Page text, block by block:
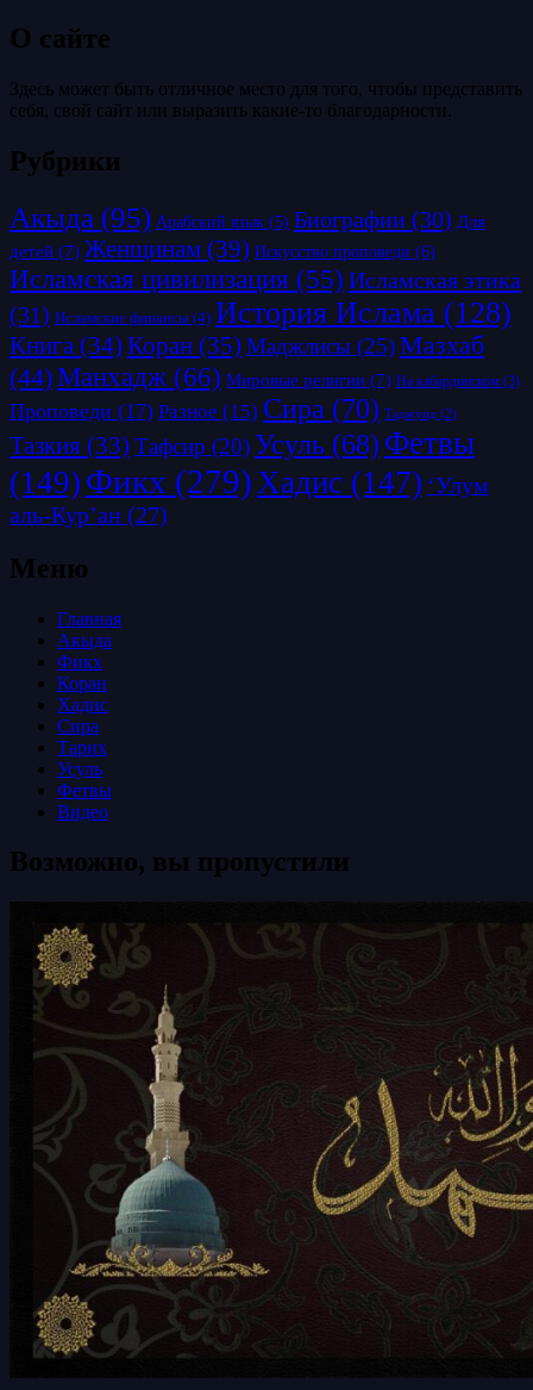
О сайте
Здесь может быть отличное место для того, чтобы представить
себя, свой сайт или выразить какие-то благодарности.
Рубрики
Акыда (95) Арабский язык (5) Биографии (30) Для
детей (7) Женщинам (39) Искусство проповеди (6)
Исламская цивилизация (55) Исламская этика
(31) Исламские финансы (4) История Ислама (128)
Книга (34) Коран (35) Маджлисы (25)Мазхаб
(44)Манхадж (66) Мировые религии (7) На кабардинском (3)
Проповеди (17) Разное (15) Сира (70) Таджуид (2)
Тазкия (33) Тафсир (20)Усуль (68) Фетвы
(149) Фикх (279) Хадис (147) ‘Улум
аль-Кур’ан (27)
Меню
Главная
Акыда
Фикх
Коран
Хадис
Сира
Тарих
Усуль
Фетвы
Видео
Возможно, вы пропустили